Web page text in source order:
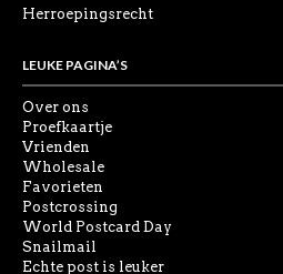
Herroepingsrecht
LEUKE PAGINA’S
Over ons
Proefkaartje
Vrienden
Wholesale
Favorieten
Postcrossing
World Postcard Day
Snailmail
Echte post is leuker